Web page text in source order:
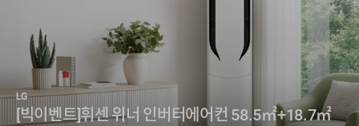
LG
[빅이벤트]휘센 위너 인버터에어컨 58.5㎡+18.7㎡